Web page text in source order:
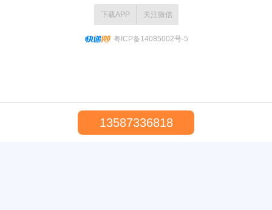
下载APP 关注微信
粤ICP备14085002号-5
13587336818